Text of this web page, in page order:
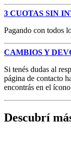
3 CUOTAS SIN
Pagando con todos
CAMBIOS Y
Si tenés dudas al
página de contacto
encontrás en el
Descubrí